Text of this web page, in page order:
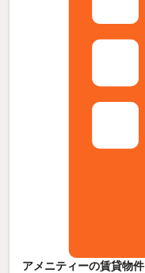
アメニティーの賃貸物件